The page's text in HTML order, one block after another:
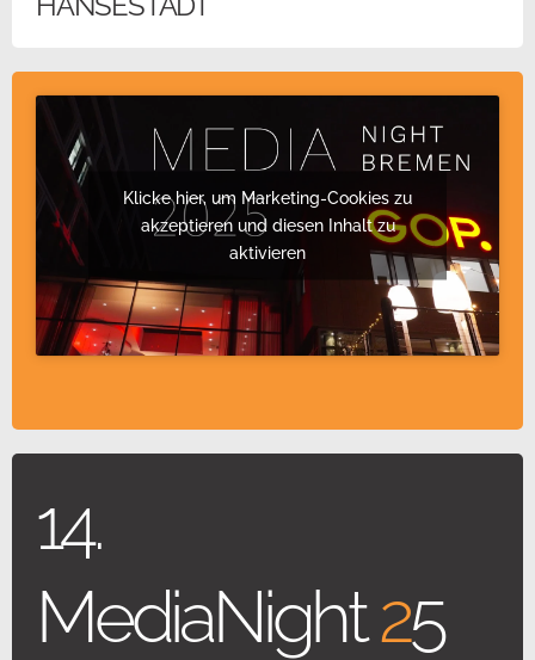
Klicke hier, um Marketing-Cookies zu
akzeptieren und diesen Inhalt zu
aktivieren
14.
MediaNight25